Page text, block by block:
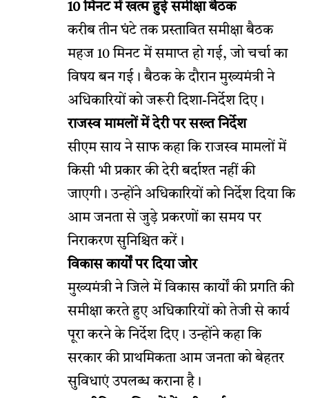
10 मिनट में खत्म हुई समीक्षा बैठक
करीब तीन घंटे तक प्रस्तावित समीक्षा बैठक
महज 10 मिनट में समाप्त हो गई, जो चर्चा का
विषय बन गई। बैठक के दौरान मुख्यमंत्री ने
अधिकारियों को जरूरी दिशा-निर्देश दिए।
राजस्व मामलों में देरी पर सख्त निर्देश
सीएम साय ने साफ कहा कि राजस्व मामलों में
किसी भी प्रकार की देरी बर्दाश्त नहीं की
जाएगी। उन्होंने अधिकारियों को निर्देश दिया कि
आम जनता से जुड़े प्रकरणों का समय पर
निराकरण सुनिश्चित करें।
विकास कार्यों पर दिया जोर
मुख्यमंत्री ने जिले में विकास कार्यों की प्रगति की
समीक्षा करते हुए अधिकारियों को तेजी से कार्य
पूरा करने के निर्देश दिए। उन्होंने कहा कि
सरकार की प्राथमिकता आम जनता को बेहतर
सुविधाएं उपलब्ध कराना है।